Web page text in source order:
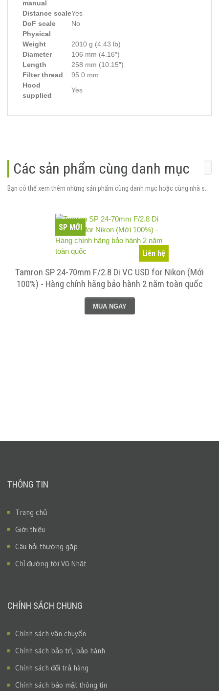
manual
Distance scaleYes
DoF scale
No
Physical
Weight
2010 g (4.43 lb)
Diameter
106 mm (4.16″)
Length
258 mm (10.15″)
Filter thread
95.0 mm
Hood
supplied
Yes
Các sản phẩm cùng danh mục
Liên hệ
SP MỚI
Tamron SP 24-70mm F/2.8 Di VC USD for Nikon (Mới
100%) - Hàng chính hãng bảo hành 2 năm toàn quốc
MUA NGAY
THÔNG TIN
Trang chủ
Giới thiệu
Câu hỏi thường gặp
Chỉ đường tới Vũ Nhật
CHÍNH SÁCH CHUNG
Chính sách vận chuyển
Chính sách bảo trì, bảo hành
Chính sách đổi trả hàng
Chính sách bảo mật thông tin